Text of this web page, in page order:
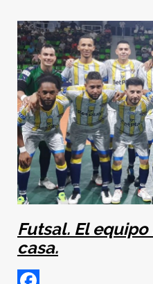
Futsal. El
casa.